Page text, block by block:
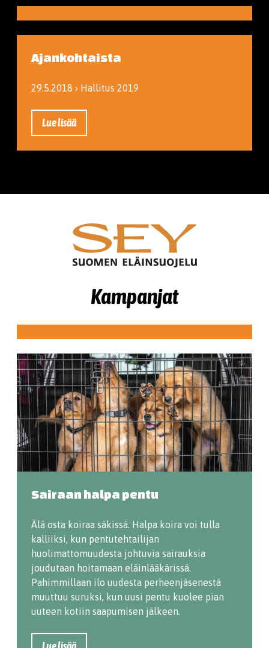
Ajankohtaista
29.5.2018 › Hallitus 2019
Lue lisää
Kampanjat
Sairaan halpa pentu
Älä osta koiraa säkissä. Halpa koira voi tulla
kalliiksi, kun pentutehtailijan
huolimattomuudesta johtuvia sairauksia
joudutaan hoitamaan eläinlääkärissä.
Pahimmillaan ilo uudesta perheenjäsenestä
muuttuu suruksi, kun uusi pentu kuolee pian
uuteen kotiin saapumisen jälkeen.